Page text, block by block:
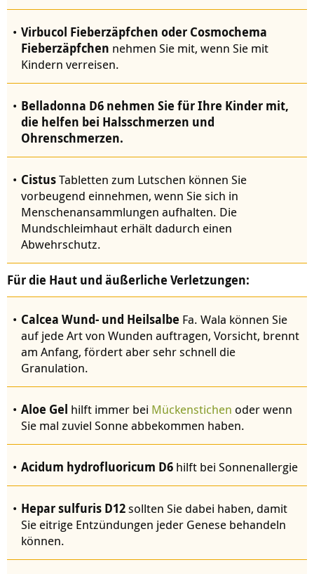
Virbucol Fieberzäpfchen oder Cosmochema
Fieberzäpfchen nehmen Sie mit, wenn Sie mit
Kindern verreisen.
Belladonna D6 nehmen Sie für Ihre Kinder mit,
die helfen bei Halsschmerzen und
Ohrenschmerzen.
CistusTabletten zum Lutschen können Sie
vorbeugend einnehmen, wenn Sie sich in
Menschenansammlungen aufhalten. Die
Mundschleimhaut erhält dadurch einen
Abwehrschutz.
Für die Haut und äußerliche Verletzungen:
Calcea Wund- und Heilsalbe Fa. Wala können Sie
auf jede Art von Wunden auftragen, Vorsicht, brennt
am Anfang, fördert aber sehr schnell die
Granulation.
Aloe Gel hilft immer bei Mückenstichen oder wenn
Sie mal zuviel Sonne abbekommen haben.
Acidum hydrofluoricum D6 hilft bei Sonnenallergie
Hepar sulfuris D12sollten Sie dabei haben, damit
Sie eitrige Entzündungen jeder Genese behandeln
können.